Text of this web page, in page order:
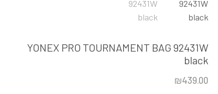
YONEX PRO TOURNAMENT BAG 92431W
black
₪439.00